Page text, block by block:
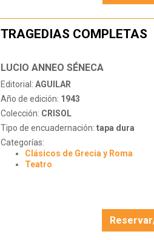
TRAGEDIAS COMPLETAS
LUCIO ANNEO SÉNECA
Editorial: AGUILAR
Año de edición: 1943
Colección: CRISOL
Tipo de encuadernación: tapa dura
Categorías:
Clásicos de Grecia y Roma
Teatro